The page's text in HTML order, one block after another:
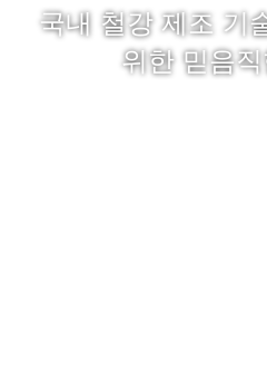
국내 철강 제조 기
위한 믿음